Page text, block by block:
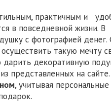
практичным и
в повседневной жизни. В
с фотографией денег.
такую мечту
дарить декоративную
представленных на
, учитывая персональные